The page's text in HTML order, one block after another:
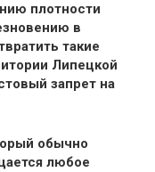
плотности
в
такие
Липецкой
запрет на
обычно
любое